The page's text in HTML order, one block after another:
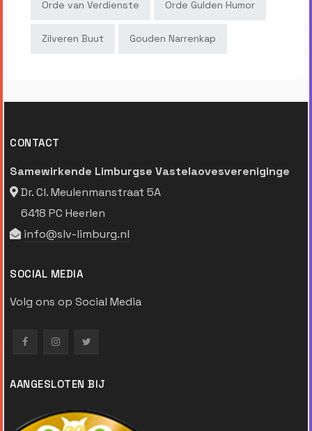
Orde van Verdienste Orde Gulden Humor
Zilveren Buut Gouden Narrenkap
CONTACT
Samewirkende Limburgse Vastelaovesvereniginge
Dr. Cl. Meulenmanstraat 5A
6418 PC Heerlen
info@slv-limburg.nl
SOCIAL MEDIA
Volg ons op Social Media
AANGESLOTEN BIJ